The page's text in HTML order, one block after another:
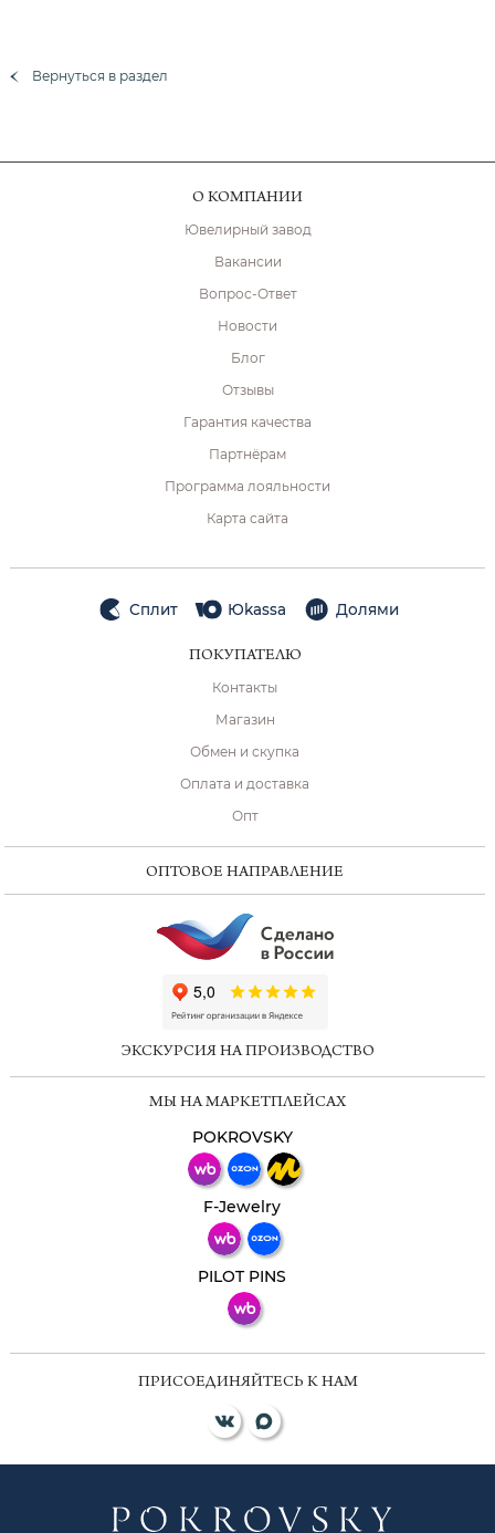
Вернуться в раздел
О КОМПАНИИ
Ювелирный завод
Вакансии
Вопрос-Ответ
Новости
Блог
Отзывы
Гарантия качества
Партнёрам
Программа лояльности
Карта сайта
Сплит Юkassa Долями
ПОКУПАТЕЛЮ
Контакты
Магазин
Обмен и скупка
Оплата и доставка
Опт
ОПТОВОЕ НАПРАВЛЕНИЕ
ЭКСКУРСИЯ НА ПРОИЗВОДСТВО
МЫ НА МАРКЕТПЛЕЙСАХ
POKROVSKY
F-Jewelry
PILOT PINS
ПРИСОЕДИНЯЙТЕСЬ К НАМ